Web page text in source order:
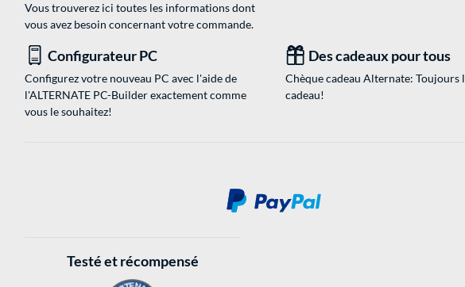
Vous trouverez ici toutes les informations dont
vous avez besoin concernant votre commande.
Configurateur PC
Configurez votre nouveau PC avec l'aide de
l'ALTERNATE PC-Builder exactement comme
vous le souhaitez!
Des cadeaux pour tous
Chèque cadeau Alternate: Toujours
cadeau!
Testé et récompensé